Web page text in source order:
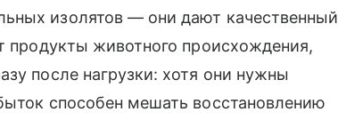
изолятов — они дают качественный
продукты животного происхождения,
после нагрузки: хотя они нужны
способен мешать восстановлению